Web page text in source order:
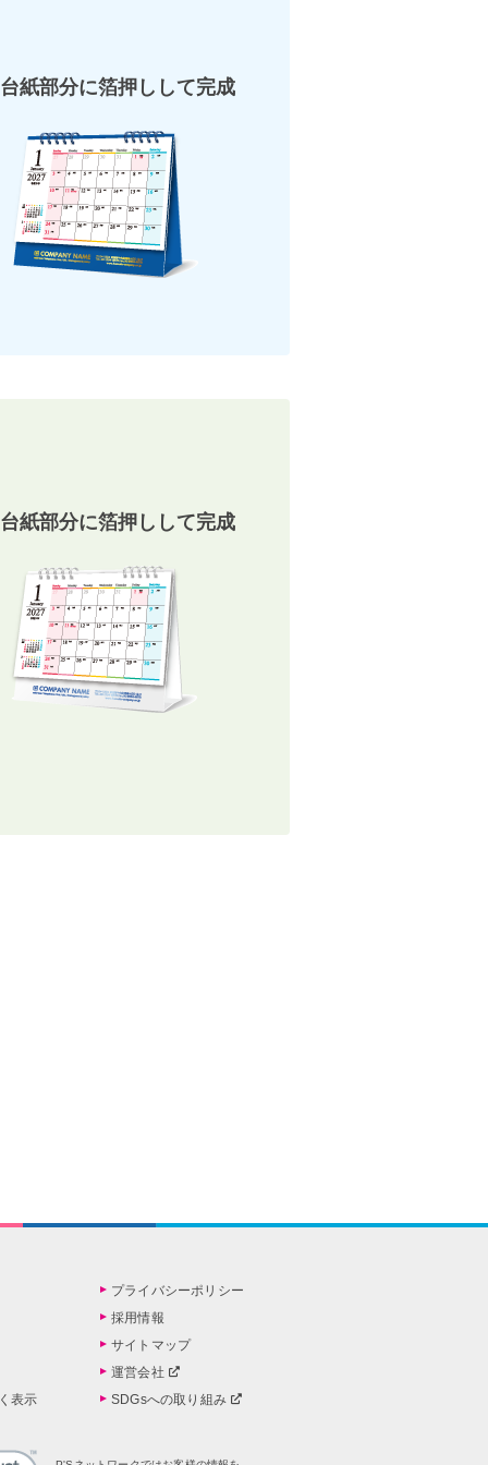
台紙部分に箔押しして完成
台紙部分に箔押しして完成
プライバシーポリシー
採用情報
サイトマップ
運営会社
表示
SDGsへの取り組み